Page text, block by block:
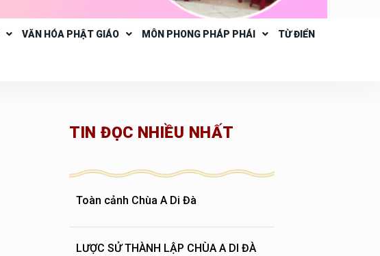
VĂN HÓA PHẬT GIÁO MÔN PHONG PHÁP PHÁI TỪ ĐIỂN
TIN ĐỌC NHIỀU NHẤT
Toàn cảnh Chùa A Di Đà
LƯỢC SỬ THÀNH LẬP CHÙA A DI ĐÀ